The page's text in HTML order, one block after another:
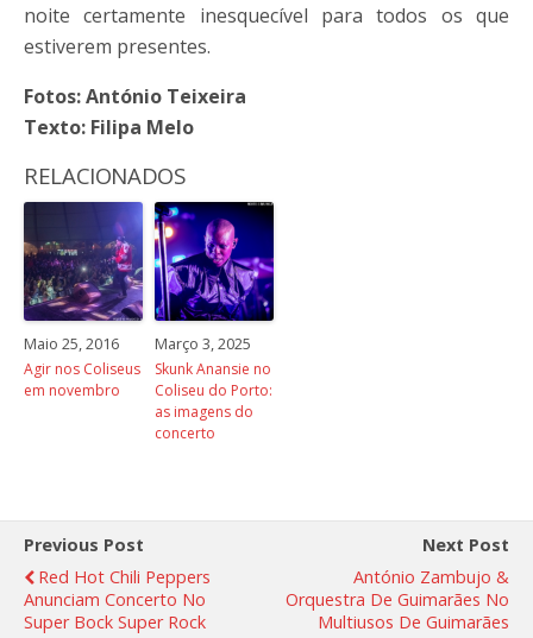
noite certamente inesquecível para todos os que
estiverem presentes.
Fotos: António Teixeira
Texto: Filipa Melo
RELACIONADOS
Maio 25, 2016
Agir nos Coliseus
em novembro
Março 3, 2025
Skunk Anansie no
Coliseu do Porto:
as imagens do
concerto
Previous Post
Red Hot Chili Peppers
Anunciam Concerto No
Super Bock Super Rock
Next Post
António Zambujo &
Orquestra De Guimarães No
Multiusos De Guimarães